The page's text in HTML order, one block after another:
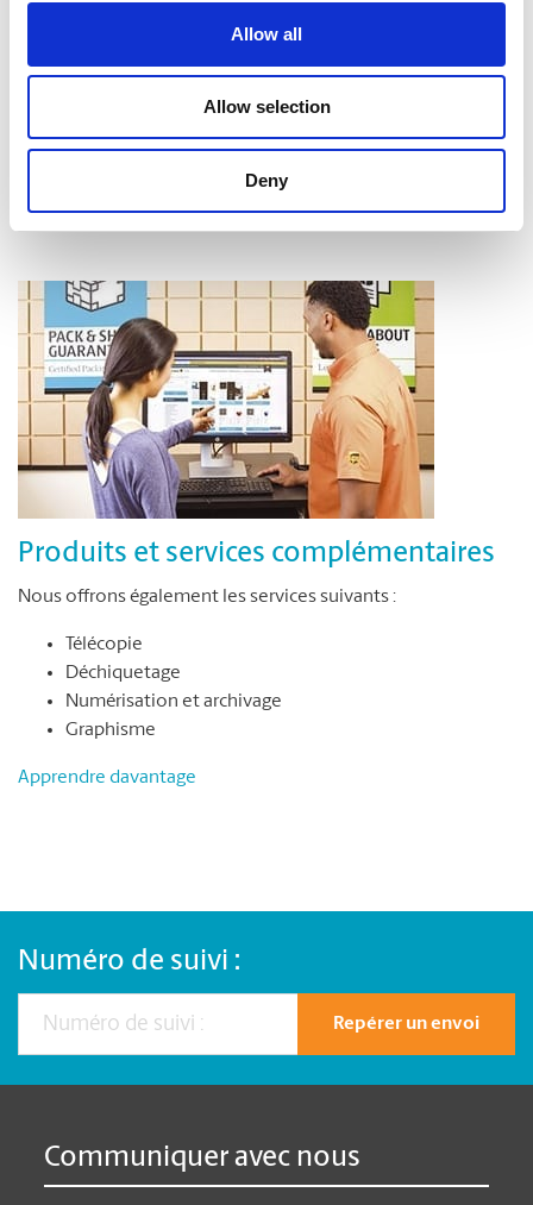
Allow all
Allow selection
Deny
Mise en bloc
Produits et services complémentaires
Nous offrons également les services suivants :
Télécopie
Déchiquetage
Numérisation et archivage
Graphisme
Apprendre davantage
Numéro de suivi :
Repérer un envoi
Communiquer avec nous